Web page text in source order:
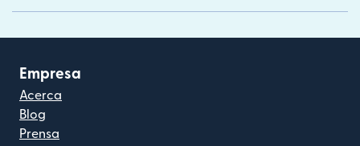
Empresa
Acerca
Blog
Prensa